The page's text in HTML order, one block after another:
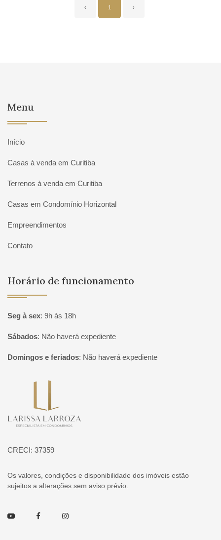
‹ 1 ›
Menu
Início
Casas à venda em Curitiba
Terrenos à venda em Curitiba
Casas em Condomínio Horizontal
Empreendimentos
Contato
Horário de funcionamento
Seg à sex: 9h às 18h
Sábados: Não haverá expediente
Domingos e feriados: Não haverá expediente
CRECI: 37359
Os valores, condições e disponibilidade dos imóveis estão
sujeitos a alterações sem aviso prévio.
Youtube FacebookInstagram